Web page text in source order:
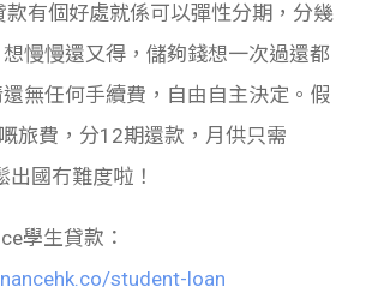
款有個好處就係可以彈性分期，分幾
慢慢還又得，儲夠錢想一次過還都
無任何手續費，自由自主決定。假
旅費，分12期還款，月供只需
國冇難度啦！
學生貸款：
student-loan